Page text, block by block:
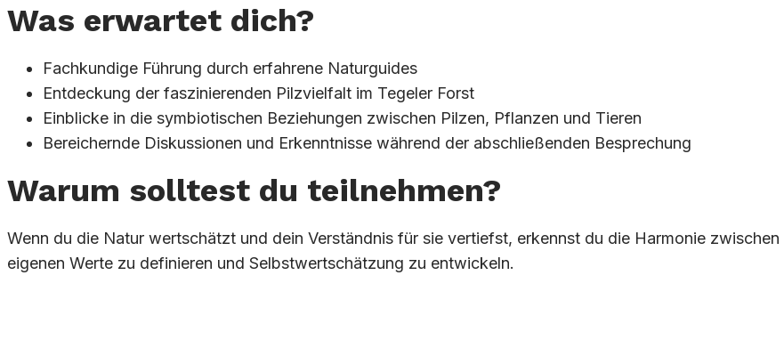
Was erwartet dich?
Fachkundige Führung durch erfahrene Naturguides
Entdeckung der faszinierenden Pilzvielfalt im Tegeler Forst
Einblicke in die symbiotischen Beziehungen zwischen Pilzen, Pflanzen und Tieren
Bereichernde Diskussionen und Erkenntnisse während der abschließenden Besprechung
Warum solltest du teilnehmen?
Wenn du die Natur wertschätzt und dein Verständnis für sie vertiefst, erkennst du die Harmonie
eigenen Werte zu definieren und Selbstwertschätzung zu entwickeln.